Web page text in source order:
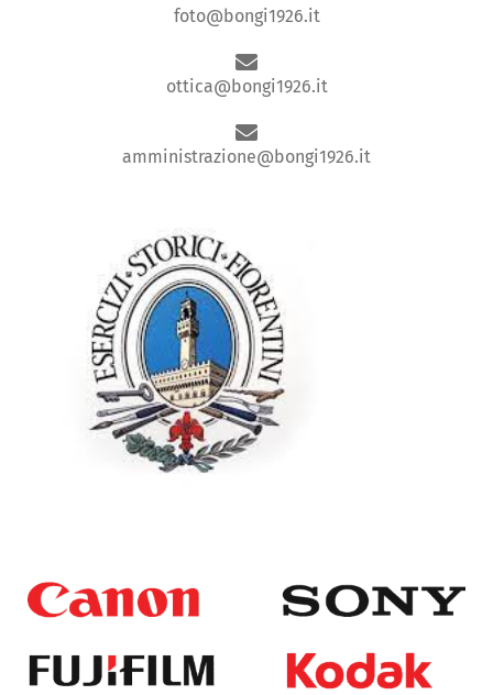
foto@bongi1926.it
ottica@bongi1926.it
amministrazione@bongi1926.it